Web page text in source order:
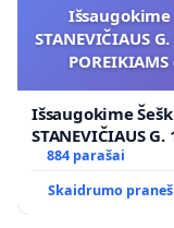
Išsaugokime
STANEVIČIAUS
Išsaugokime
STANEVIČIAUS
POREIKIAMS
ŽELDYNŲ
884 parašai
Skaidrumo